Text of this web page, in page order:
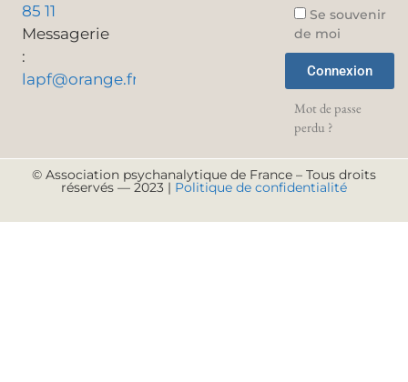
85 11
Messagerie
:
lapf@orange.fr
Se souvenir
de moi
Connexion
Mot de passe
perdu ?
© Association psychanalytique de France – Tous droits
réservés — 2023 | Politique de confidentialité